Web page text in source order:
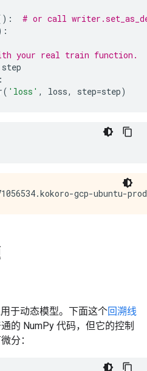
# or call
your real train function.
step
:
( 'loss' , loss, step=step)
于动态模型。下面这个回溯线
的 NumPy 代码，但它的控制
分：